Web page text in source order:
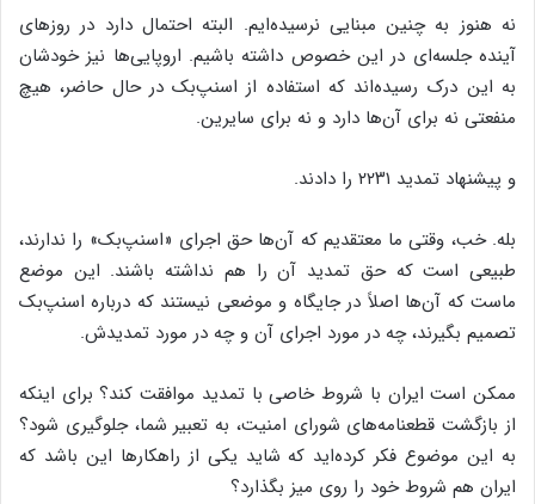
نه هنوز به چنین مبنایی نرسیده‌ایم. البته احتمال دارد در روزهای
آینده جلسه‌ای در این خصوص داشته باشیم. اروپایی‌ها نیز خودشان
به این درک رسیده‌اند که استفاده از اسنپ‌بک در حال حاضر، هیچ
منفعتی نه برای آن‌ها دارد و نه برای سایرین.
و پیشنهاد تمدید ۲۲۳۱ را دادند.
بله. خب، وقتی ما معتقدیم که آن‌ها حق اجرای «اسنپ‌بک» را ندارند،
طبیعی است که حق تمدید آن را هم نداشته باشند. این موضع
ماست که آن‌ها اصلاً در جایگاه و موضعی نیستند که درباره اسنپ‌بک
تصمیم بگیرند، چه در مورد اجرای آن و چه در مورد تمدیدش.
ممکن است ایران با شروط خاصی با تمدید موافقت کند؟ برای اینکه
از بازگشت قطعنامه‌های شورای امنیت، به تعبیر شما، جلوگیری شود؟
به این موضوع فکر کرده‌اید که شاید یکی از راهکارها این باشد که
ایران هم شروط خود را روی میز بگذارد؟